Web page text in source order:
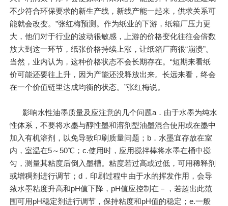
不少符合环保要求的新生产线，新线产能一起来，供求关系可
能就会改变。”张红梅预测。作为纸业的下游，纸箱厂压力更
大，他们对于行业的波动很敏感，上游的价格变化往往会倍数
放大到这一环节，纸张价格持续上涨，让纸箱厂商很“崩溃”。
当然，业内认为，这种价格状态不会长期存在。“短期来看纸
价可能还要往上升，因为产能还没释放出来。长远来看，终会
在一个价值链里达成均衡的状态。”张红梅说。
影响水性油墨质量及应注意的几个问题a．由于水墨为纯水
性体系，不要将水墨与醇性墨和溶剂型油墨混合使用或在墨中
加入有机溶剂，以免导致印刷质量问题；b．水墨宜存放在室
内，室温在5～50℃；c.使用时，应用搅拌棒将水墨在桶中搅
匀，测量其粘度后倒入墨槽。粘度若过高或过低，可用稀释剂
或增稠剂进行调节；d．印刷过程中由于水的挥发作用，会导
致水墨粘度升高和pH值下降，pH值应控制在－，若超出此范
围可用pH稳定剂进行调节，保持粘度和pH值的稳定；e.一般